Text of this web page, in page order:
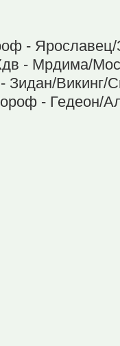
- Ярославец/
- Мрдима/
Зидан/Викинг/
- Гедеон/